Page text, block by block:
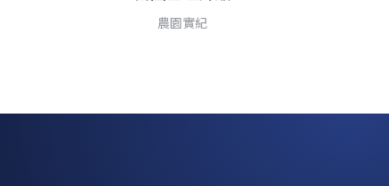
農園實紀